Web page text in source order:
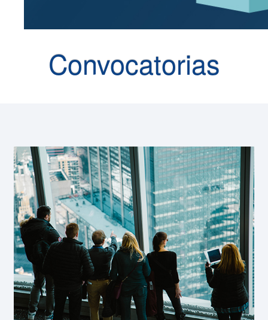
Convocatorias